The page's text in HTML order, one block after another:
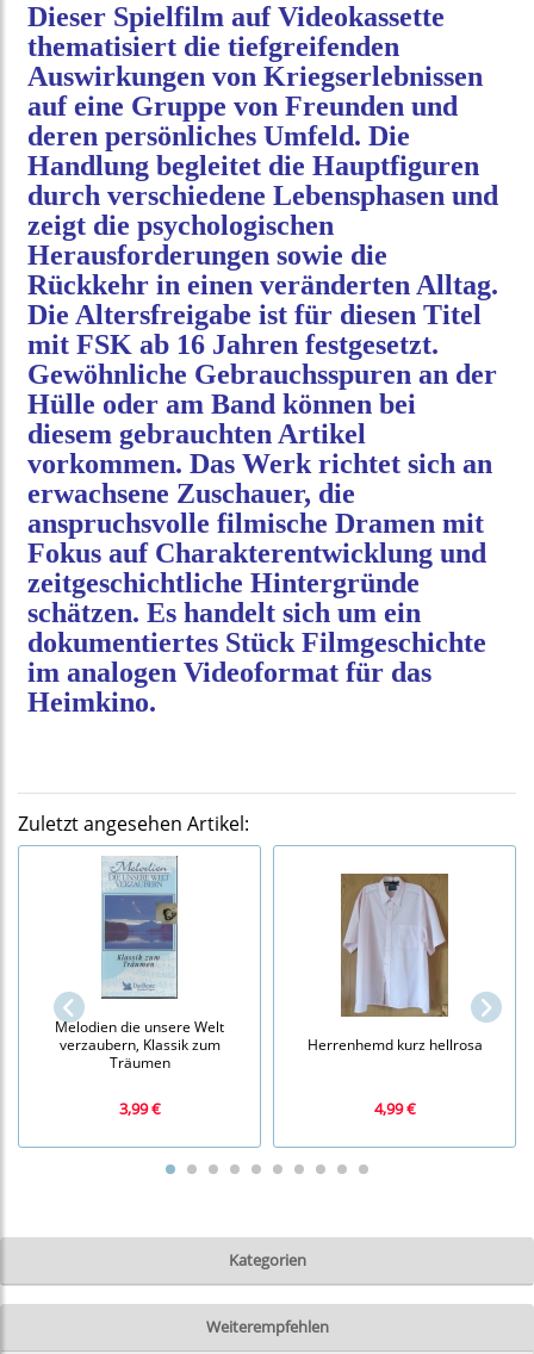
Kategorien
Dieser Spielfilm auf Videokassette
thematisiert die tiefgreifenden
Auswirkungen von Kriegserlebnissen
auf eine Gruppe von Freunden und
deren persönliches Umfeld. Die
Handlung begleitet die Hauptfiguren
durch verschiedene Lebensphasen und
zeigt die psychologischen
Herausforderungen sowie die
Rückkehr in einen veränderten Alltag.
Die Altersfreigabe ist für diesen Titel
mit FSK ab 16 Jahren festgesetzt.
Gewöhnliche Gebrauchsspuren an der
Hülle oder am Band können bei
diesem gebrauchten Artikel
vorkommen. Das Werk richtet sich an
erwachsene Zuschauer, die
anspruchsvolle filmische Dramen mit
Fokus auf Charakterentwicklung und
zeitgeschichtliche Hintergründe
schätzen. Es handelt sich um ein
dokumentiertes Stück Filmgeschichte
im analogen Videoformat für das
Heimkino.
Zuletzt angesehen Artikel:
Melodien die unsere Welt
verzaubern, Klassik zum
Träumen
3,99 €
Herrenhemd kurz hellrosa
4,99 €
Weiterempfehlen